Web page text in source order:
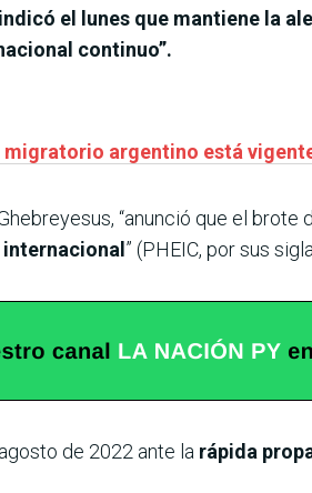
el lunes que mantiene la
continuo”.
argentino está
“anunció que el
” (PHEIC, por sus
de 2022 ante la rápida